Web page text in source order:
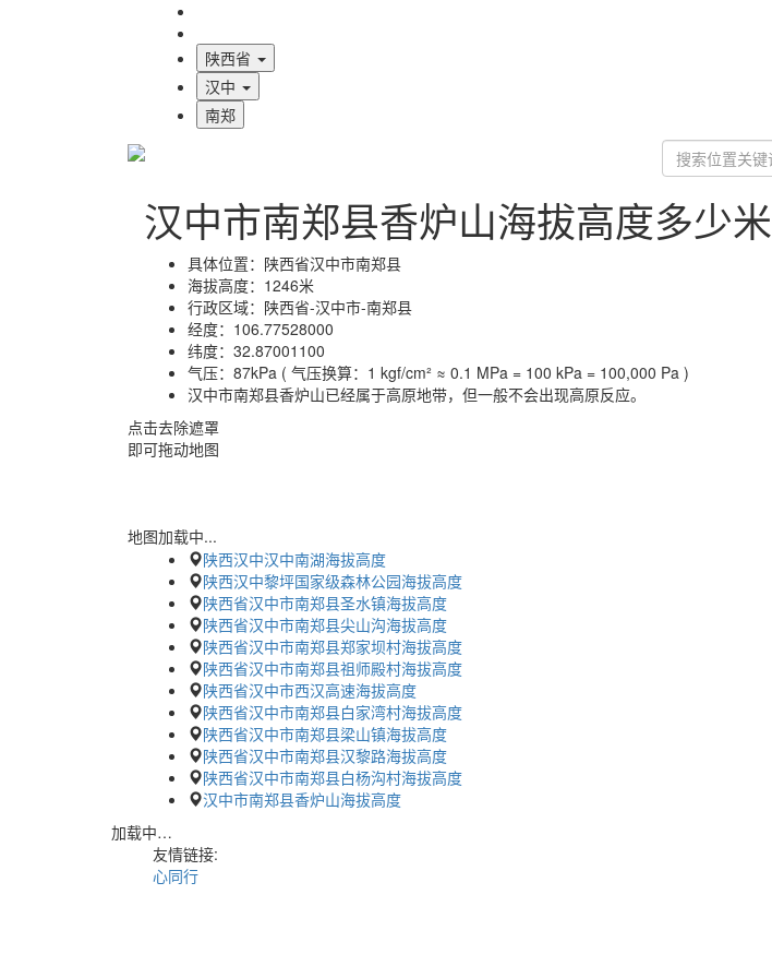
陕西省
汉中
南郑
汉中市南郑县香炉山海拔高度多少米
具体位置： 陕西省汉中市南郑县
海拔高度： 1246米
行政区域： 陕西省-汉中市-南郑县
经度： 106.77528000
纬度： 32.87001100
气压： 87kPa ( 气压换算：1 kgf/cm² ≈ 0.1 MPa = 100 kPa = 100,000 Pa )
汉中市南郑县香炉山已经属于高原地带，但一般不会出现高原反应。
点击去除遮罩
即可拖动地图
地图加载中...
陕西汉中汉中南湖海拔高度
陕西汉中黎坪国家级森林公园海拔高度
陕西省汉中市南郑县圣水镇海拔高度
陕西省汉中市南郑县尖山沟海拔高度
陕西省汉中市南郑县郑家坝村海拔高度
陕西省汉中市南郑县祖师殿村海拔高度
陕西省汉中市西汉高速海拔高度
陕西省汉中市南郑县白家湾村海拔高度
陕西省汉中市南郑县梁山镇海拔高度
陕西省汉中市南郑县汉黎路海拔高度
陕西省汉中市南郑县白杨沟村海拔高度
汉中市南郑县香炉山海拔高度
加载中…
友情链接:
心同行